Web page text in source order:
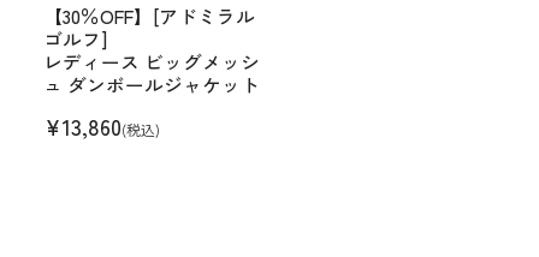
【30％OFF】[アドミラル
ゴルフ]
レディース ビッグメッシ
ュ ダンボールジャケット
¥13,860(税込)